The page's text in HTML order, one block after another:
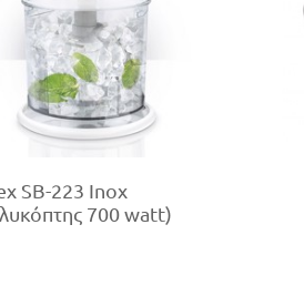
SB-223 Inox
700 watt)